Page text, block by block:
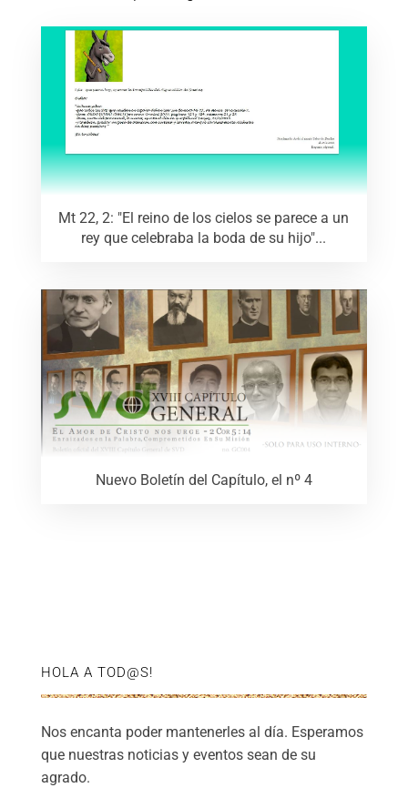
Mt 22, 2: "El reino de los cielos se parece a un
rey que celebraba la boda de su hijo"...
Nuevo Boletín del Capítulo, el nº 4
HOLA A TOD@S!
Nos encanta poder mantenerles al día. Esperamos
que nuestras noticias y eventos sean de su
agrado.